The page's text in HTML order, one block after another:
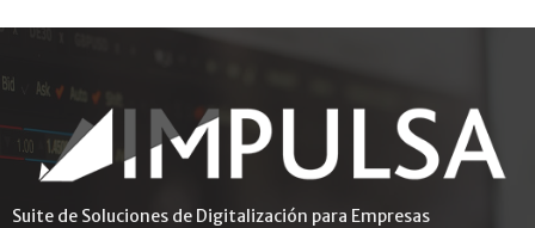
Suite de Soluciones de Digitalización para Empresas